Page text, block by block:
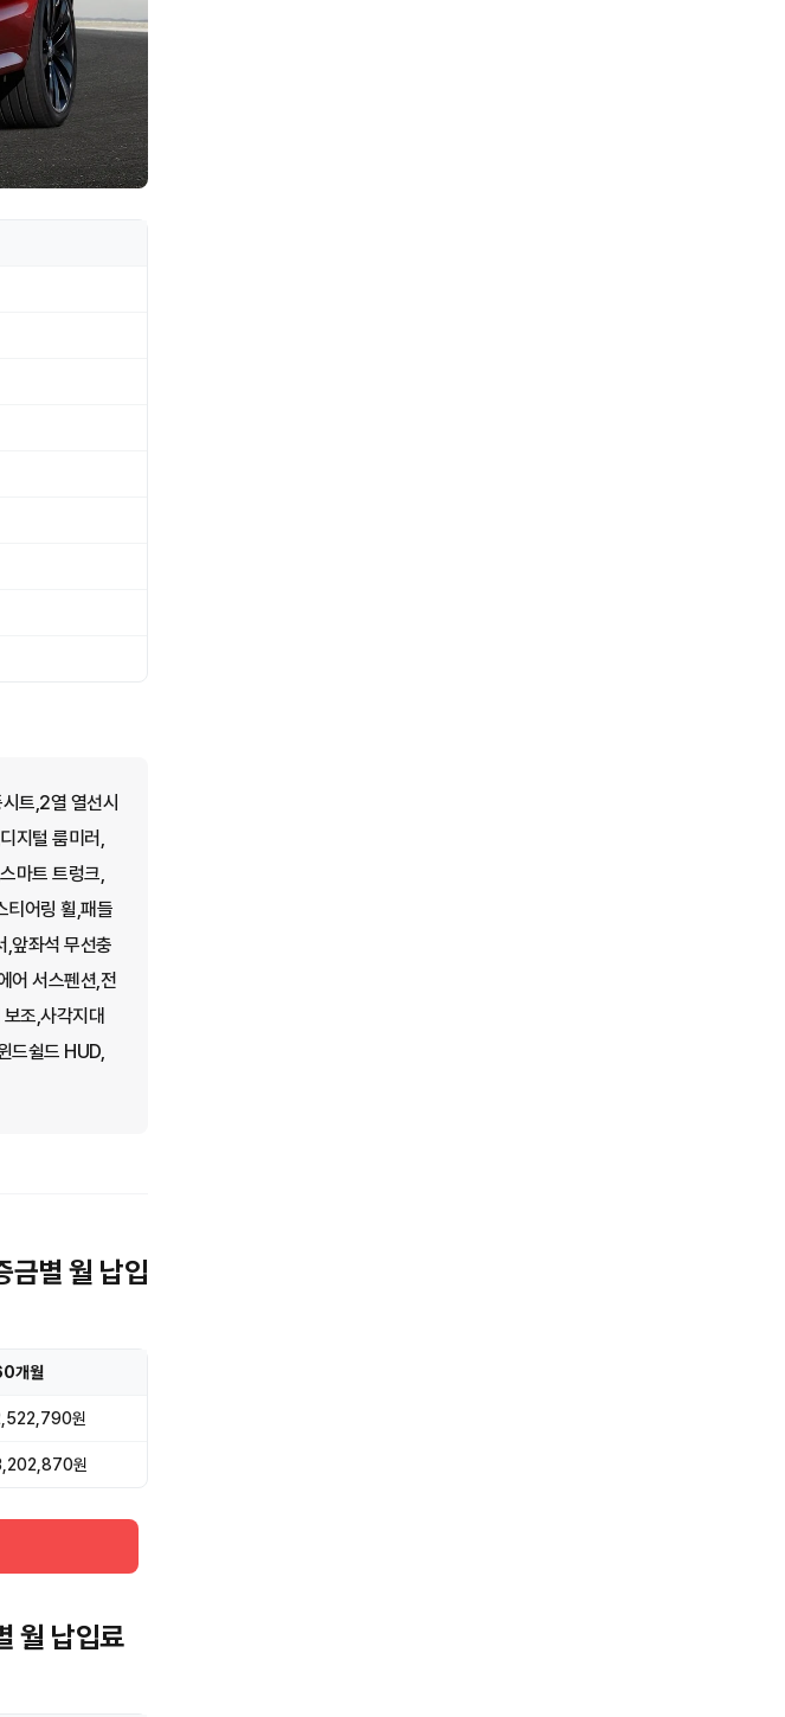
트,2열 열선시
지털 룸미러,
마트 트렁크,
티어링 휠,패들
,앞좌석 무선충
어 서스펜션,전
조,사각지대
드쉴드 HUD,
금별 월 납입
개월
원
원
월 납입료